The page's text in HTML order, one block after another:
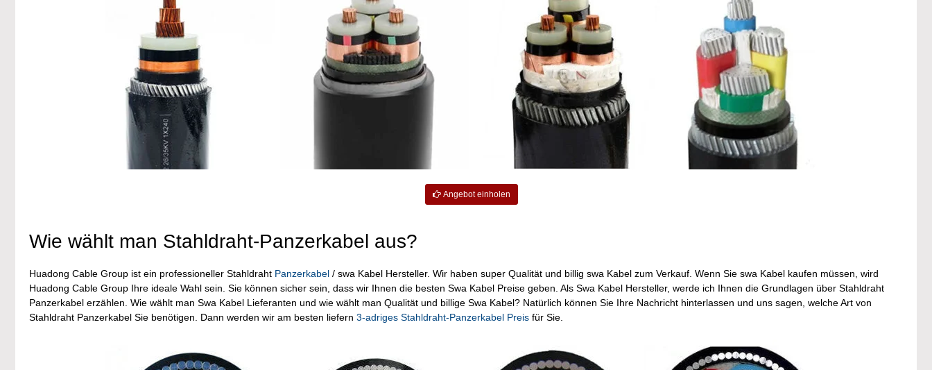
Angebot einholen
Wie wählt man Stahldraht-Panzerkabel aus?
Huadong Cable Group ist ein professioneller Stahldraht Panzerkabel / swa Kabel Hersteller. Wir haben super Qualität und billig swa Kabel zum Verkauf. Wenn Sie swa Kabel kaufen müssen, wird
Huadong Cable Group Ihre ideale Wahl sein. Sie können sicher sein, dass wir Ihnen die besten Swa Kabel Preise geben. Als Swa Kabel Hersteller, werde ich Ihnen die Grundlagen über Stahldraht
Panzerkabel erzählen. Wie wählt man Swa Kabel Lieferanten und wie wählt man Qualität und billige Swa Kabel? Natürlich können Sie Ihre Nachricht hinterlassen und uns sagen, welche Art von
Stahldraht Panzerkabel Sie benötigen. Dann werden wir am besten liefern 3-adriges Stahldraht-Panzerkabel Preis für Sie.